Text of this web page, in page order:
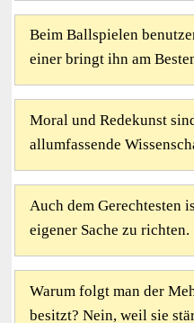
Beim Ballspielen
einer bringt ihn am
Moral und Redekunst
allumfassende
Auch dem Gerechtesten
eigener Sache zu richten.
Warum folgt man der
besitzt? Nein, weil sie